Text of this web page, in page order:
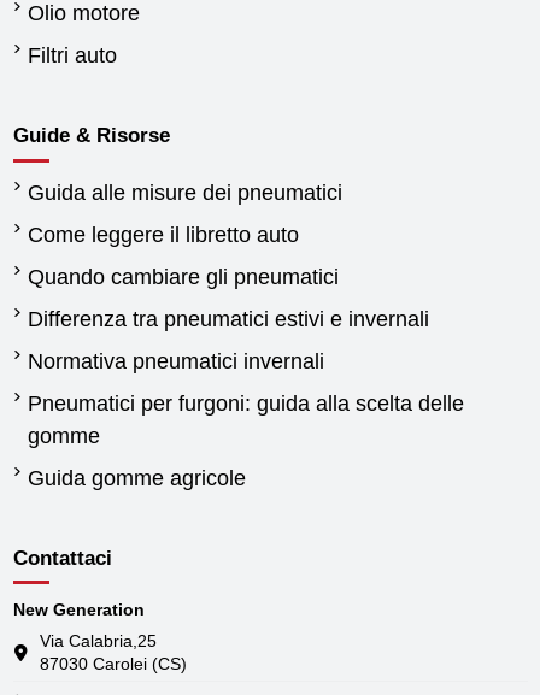
Olio motore
Filtri auto
Guide & Risorse
Guida alle misure dei pneumatici
Come leggere il libretto auto
Quando cambiare gli pneumatici
Differenza tra pneumatici estivi e invernali
Normativa pneumatici invernali
Pneumatici per furgoni: guida alla scelta delle
gomme
Guida gomme agricole
Contattaci
New Generation
Via Calabria,25
87030 Carolei (CS)